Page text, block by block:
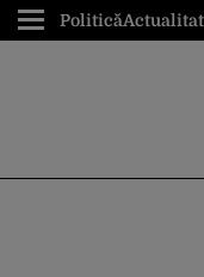
Politică